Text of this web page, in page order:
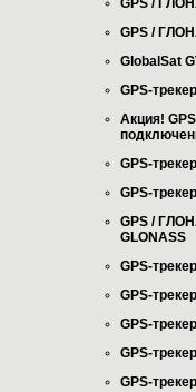
GPS /
GPS /
GlobalSat
GPS-
Акция!
GPS-
GPS-
GPS /
GLONASS
GPS-
GPS-
GPS-
GPS-
GPS-